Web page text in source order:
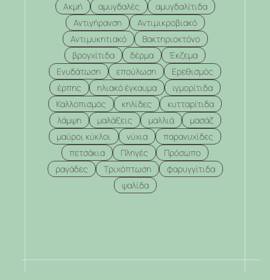
Ακμή αμυγδαλές
αμυγδαλίτιδα
Αντιγήρανση
Αντιμικροβιακό
Αντιμυκητιακό
Βακτηριοκτόνο
βρογχίτιδα
δέρμα
Έκζεμα
Ενυδάτωση
επούλωση
Ερεθισμός
έρπης
ηλιακό έγκαυμα
ιγμορίτιδα
Καλλοπισμός
κηλίδες
κυτταρίτιδα
λάμψη
μαλάξεις μαλλιά
μασάζ
μαύροι κύκλοι
νύχια
παρανυχίδες
πετσάκια
Πληγές
Πρόσωπο
ραγάδες
Τριχόπτωση
φαρυγγίτιδα
ψαλίδα
.